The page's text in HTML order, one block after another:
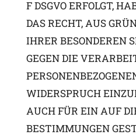
F DSGVO ERFOLGT,
DAS RECHT, AUS
IHRER BESONDEREN
GEGEN DIE
WIDERSPRUCH
AUCH FÜR EIN AUF
BESTIMMUNGEN